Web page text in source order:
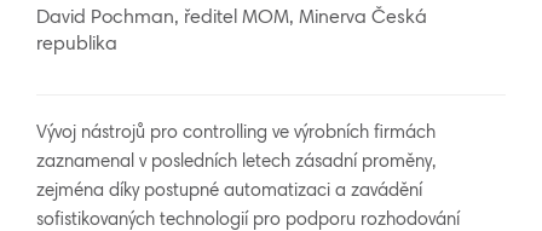
David Pochman, ředitel MOM, Minerva Česká
republika
Vývoj nástrojů pro controlling ve výrobních firmách
zaznamenal v posledních letech zásadní proměny,
zejména díky postupné automatizaci a zavádění
sofistikovaných technologií pro podporu rozhodování